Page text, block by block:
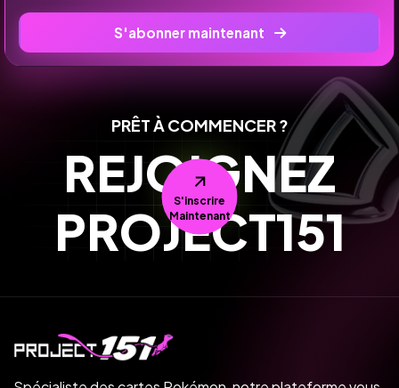
S'abonner maintenant
PRÊT À COMMENCER ?
REJOIGNEZ
PROJECT151
S'inscrire
Maintenant